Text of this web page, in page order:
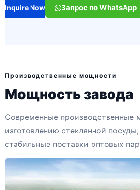
Inquire Now Запрос по WhatsApp
Производственные мощности
Мощность завода
Современные производственные
изготовлению стеклянной
стабильные поставки оптовых